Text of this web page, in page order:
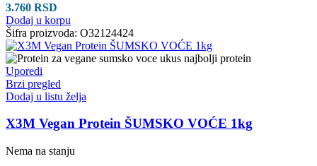
3.760 RSD
Dodaj u korpu
Šifra proizvoda: O32124424
Uporedi
Brzi pregled
Dodaj u listu želja
X3M Vegan Protein ŠUMSKO VOĆE 1kg
Nema na stanju